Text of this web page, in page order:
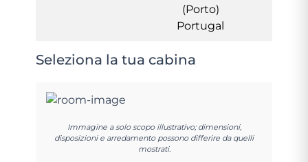
(Porto)
Portugal
Seleziona la tua cabina
Immagine a solo scopo illustrativo; dimensioni,
disposizioni e arredamento possono differire da quelli
mostrati.